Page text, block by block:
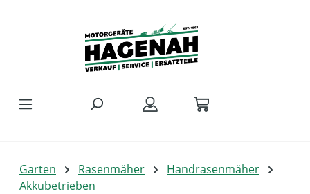
Garten Rasenmäher
Handrasenmäher
Akkubetrieben